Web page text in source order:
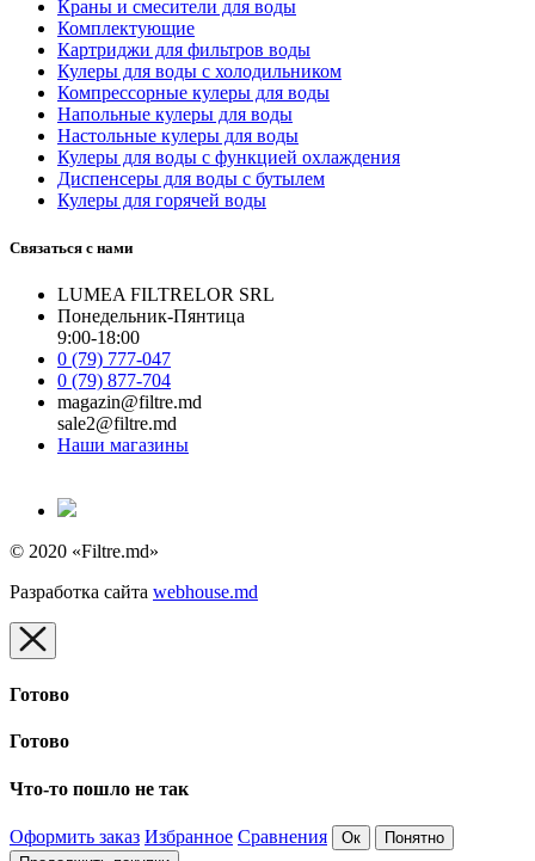
Краны и смесители для воды
Комплектующие
Картриджи для фильтров воды
Кулеры для воды с холодильником
Компрессорные кулеры для воды
Напольные кулеры для воды
Настольные кулеры для воды
Кулеры для воды с функцией охлаждения
Диспенсеры для воды с бутылем
Кулеры для горячей воды
Связаться с нами
LUMEA FILTRELOR SRL
Понедельник-Пянтица
9:00-18:00
0 (79) 777-047
0 (79) 877-704
magazin@filtre.md
sale2@filtre.md
Наши магазины
© 2020 «Filtre.md»
Разработка сайта webhouse.md
Готово
Готово
Что-то пошло не так
Оформить заказ Избранное Сравнения Ок
Понятно